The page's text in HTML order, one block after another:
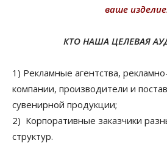
ваше
КТО НАША ЦЕЛЕВАЯ
1) Рекламные агентства,
компании, производители и
сувенирной продукции;
2) Корпоративные заказчики
структур.